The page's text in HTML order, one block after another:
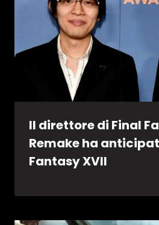
Il direttore di Final
Remake ha
Fantasy XVII